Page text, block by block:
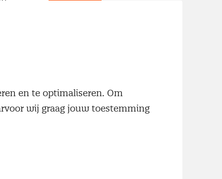
en te optimaliseren. Om
wij graag jouw toestemming